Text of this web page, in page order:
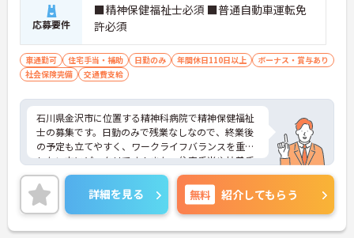
応募要件
■精神保健福祉士必須 ■普通自動車運転免
許必須
車通勤可 住宅手当・補助 日勤のみ 年間休日110日以上
ボーナス・賞与あり
社会保険完備
交通費支給
石川県金沢市に位置する精神科病院で精神保健福祉
士の募集です。日勤のみで残業なしなので、終業後
の予定も立てやすく、ワークライフバランスを重視
したい方にピッタリです！また、住宅手当や扶養手
当など手当充実♪収入面も安心です！ご興味のある
方はご面接のポイントお伝えしますのでご気軽にお
問い合わせください。
詳細を見る 無料 紹介してもらう